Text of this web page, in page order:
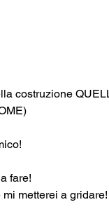
costruzione
fare!
metterei a gridare!